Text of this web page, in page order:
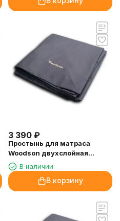
3 390 ₽
Простынь для матраса
Woodson двухслойная
200х80
В наличии
В корзину